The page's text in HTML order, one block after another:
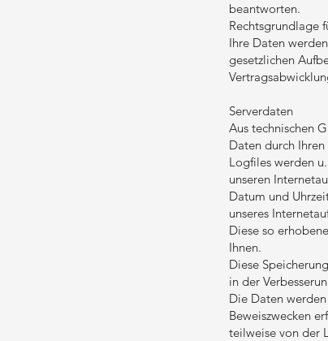
beantworten.
Rechtsgrundlage
Ihre Daten
gesetzlichen
Serverdaten
Aus technischen
Daten durch
Logfiles werden
unseren
Datum und
unseres
Diese so
Ihnen.
Diese
in der
Die Daten
Beweiszwecken
teilweise von der